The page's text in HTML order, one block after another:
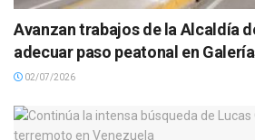
Avanzan trabajos de la Alcaldía
adecuar paso peatonal en
02/07/2026